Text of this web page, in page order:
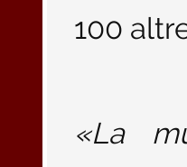
100
«La